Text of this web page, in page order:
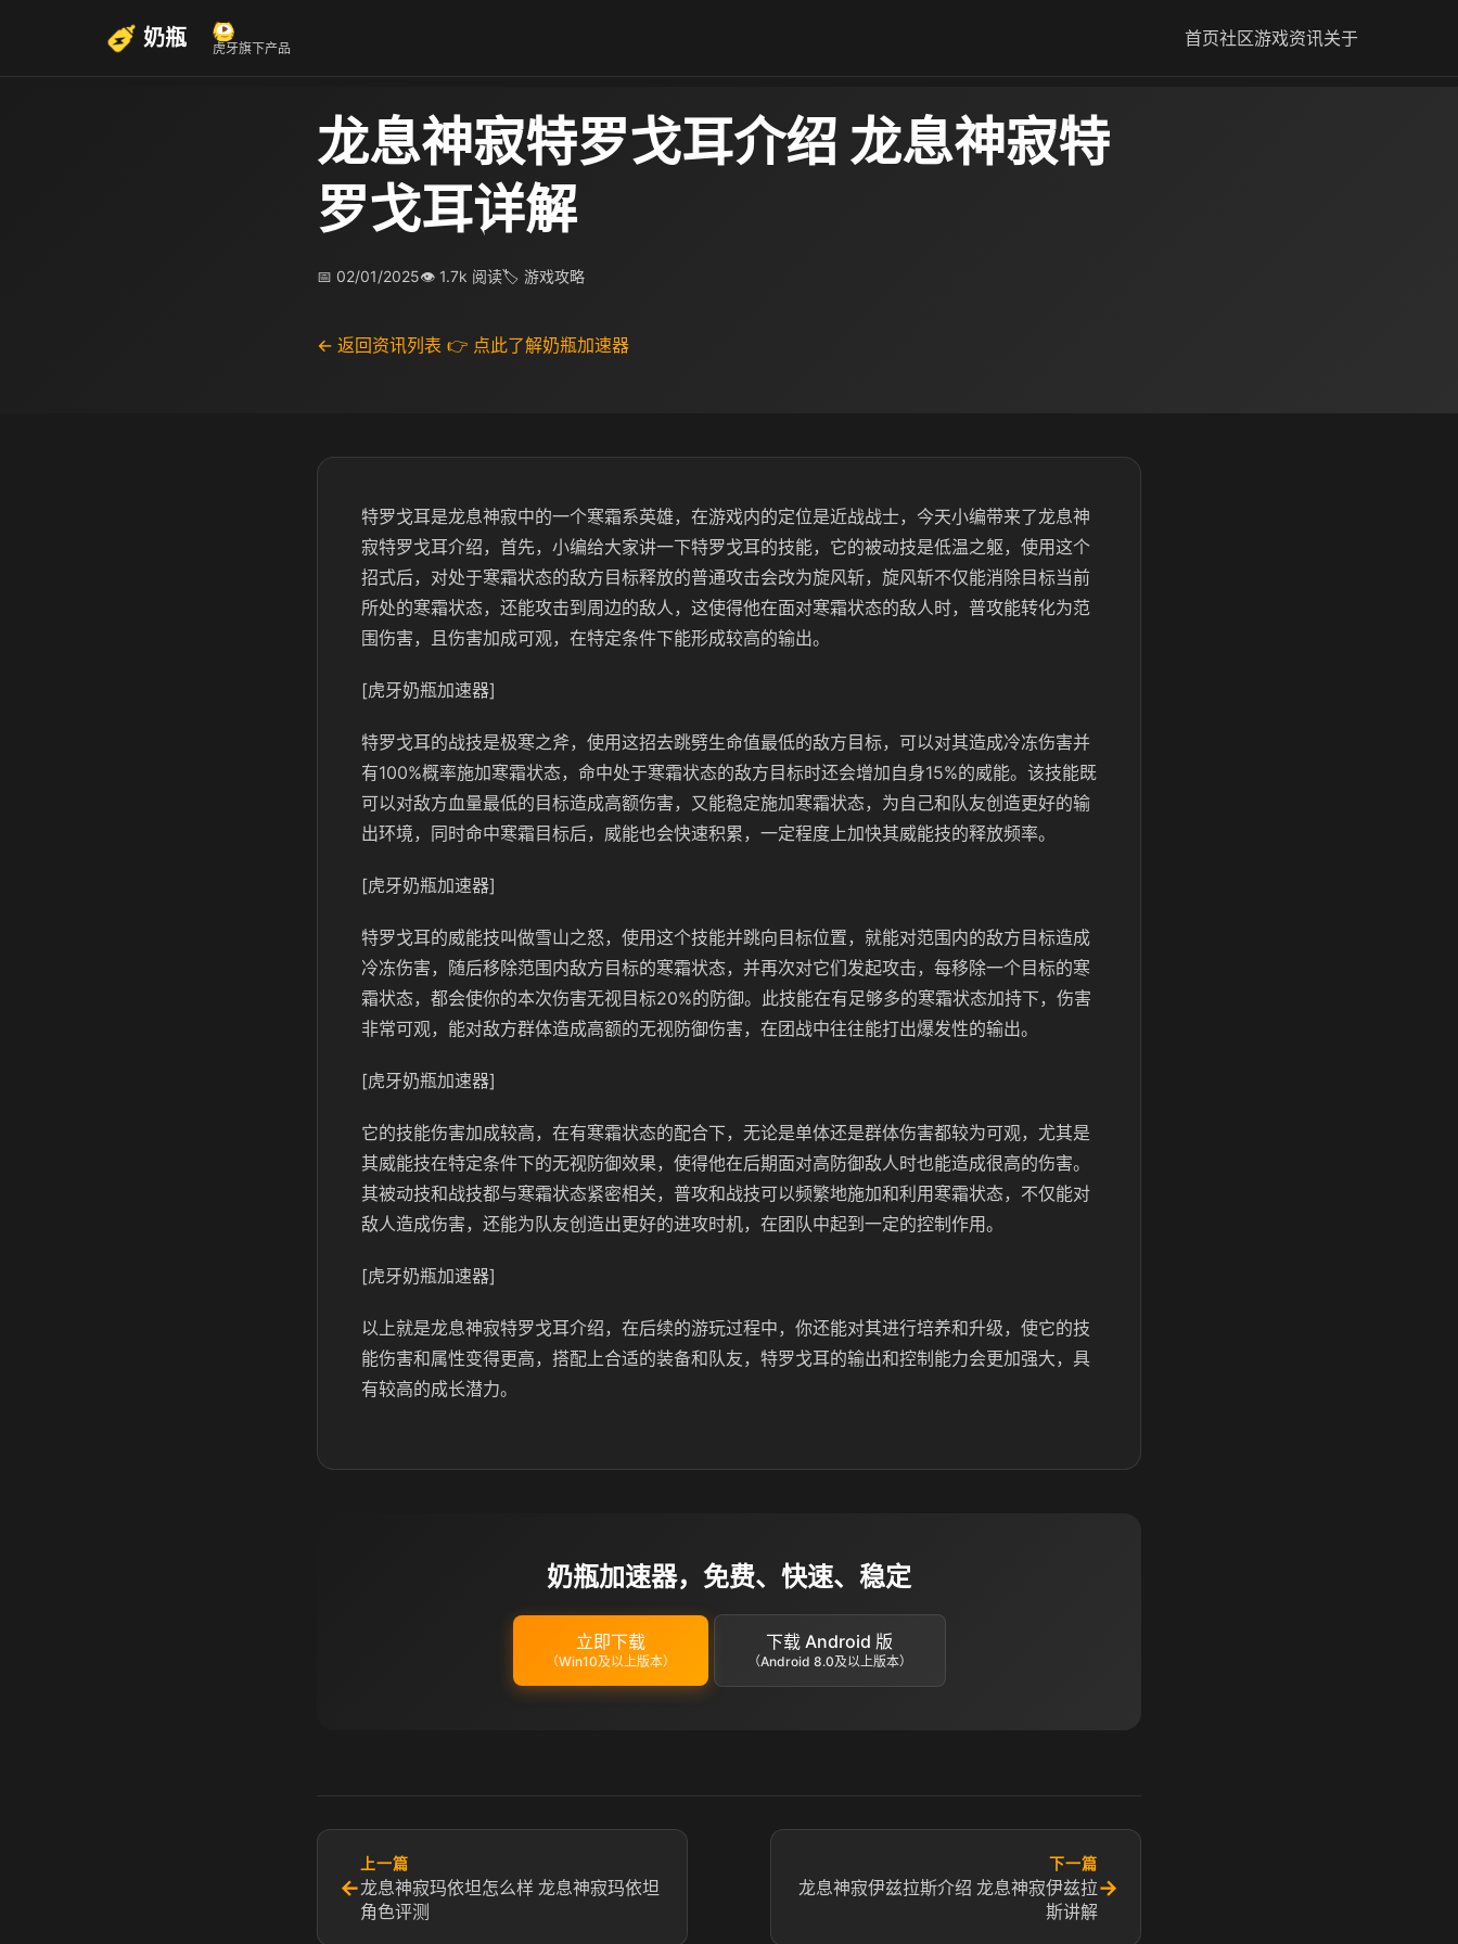
奶瓶 虎牙旗下产品 首页社区游戏资讯关于
龙息神寂特罗戈耳介绍 龙息神寂特
罗戈耳详解
📅 02/01/2025👁 1.7k 阅读🏷 游戏攻略
← 返回资讯列表 👉 点此了解奶瓶加速器
特罗戈耳是龙息神寂中的一个寒霜系英雄，在游戏内的定位是近战战士，今天小编带来了龙息神
寂特罗戈耳介绍，首先，小编给大家讲一下特罗戈耳的技能，它的被动技是低温之躯，使用这个
招式后，对处于寒霜状态的敌方目标释放的普通攻击会改为旋风斩，旋风斩不仅能消除目标当前
所处的寒霜状态，还能攻击到周边的敌人，这使得他在面对寒霜状态的敌人时，普攻能转化为范
围伤害，且伤害加成可观，在特定条件下能形成较高的输出。
[虎牙奶瓶加速器]
特罗戈耳的战技是极寒之斧，使用这招去跳劈生命值最低的敌方目标，可以对其造成冷冻伤害并
有100%概率施加寒霜状态，命中处于寒霜状态的敌方目标时还会增加自身15%的威能。该技能既
可以对敌方血量最低的目标造成高额伤害，又能稳定施加寒霜状态，为自己和队友创造更好的输
出环境，同时命中寒霜目标后，威能也会快速积累，一定程度上加快其威能技的释放频率。
[虎牙奶瓶加速器]
特罗戈耳的威能技叫做雪山之怒，使用这个技能并跳向目标位置，就能对范围内的敌方目标造成
冷冻伤害，随后移除范围内敌方目标的寒霜状态，并再次对它们发起攻击，每移除一个目标的寒
霜状态，都会使你的本次伤害无视目标20%的防御。此技能在有足够多的寒霜状态加持下，伤害
非常可观，能对敌方群体造成高额的无视防御伤害，在团战中往往能打出爆发性的输出。
[虎牙奶瓶加速器]
它的技能伤害加成较高，在有寒霜状态的配合下，无论是单体还是群体伤害都较为可观，尤其是
其威能技在特定条件下的无视防御效果，使得他在后期面对高防御敌人时也能造成很高的伤害。
其被动技和战技都与寒霜状态紧密相关，普攻和战技可以频繁地施加和利用寒霜状态，不仅能对
敌人造成伤害，还能为队友创造出更好的进攻时机，在团队中起到一定的控制作用。
[虎牙奶瓶加速器]
以上就是龙息神寂特罗戈耳介绍，在后续的游玩过程中，你还能对其进行培养和升级，使它的技
能伤害和属性变得更高，搭配上合适的装备和队友，特罗戈耳的输出和控制能力会更加强大，具
有较高的成长潜力。
奶瓶加速器，免费、快速、稳定
立即下载
（Win10及以上版本）
下载 Android 版
（Android 8.0及以上版本）
←
上一篇
龙息神寂玛依坦怎么样 龙息神寂玛依坦
角色评测
下一篇
龙息神寂伊兹拉斯介绍 龙息神寂伊兹拉
斯讲解
→